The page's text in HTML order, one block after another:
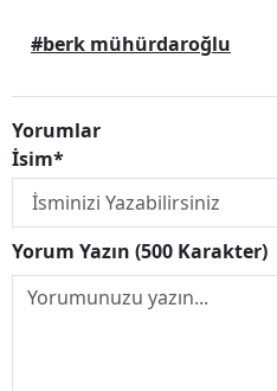
#berk mühürdaroğlu
Yorumlar
İsim*
Yorum Yazın (500 Karakter)